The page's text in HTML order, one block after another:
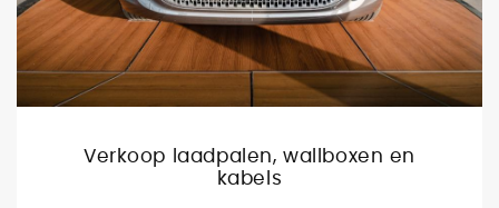
Verkoop laadpalen, wallboxen en
kabels